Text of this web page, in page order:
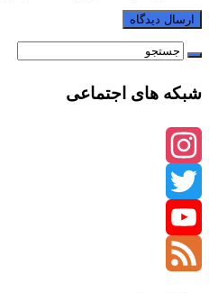
شبکه های اجتماعی
Instagram
Twitter
YouTube